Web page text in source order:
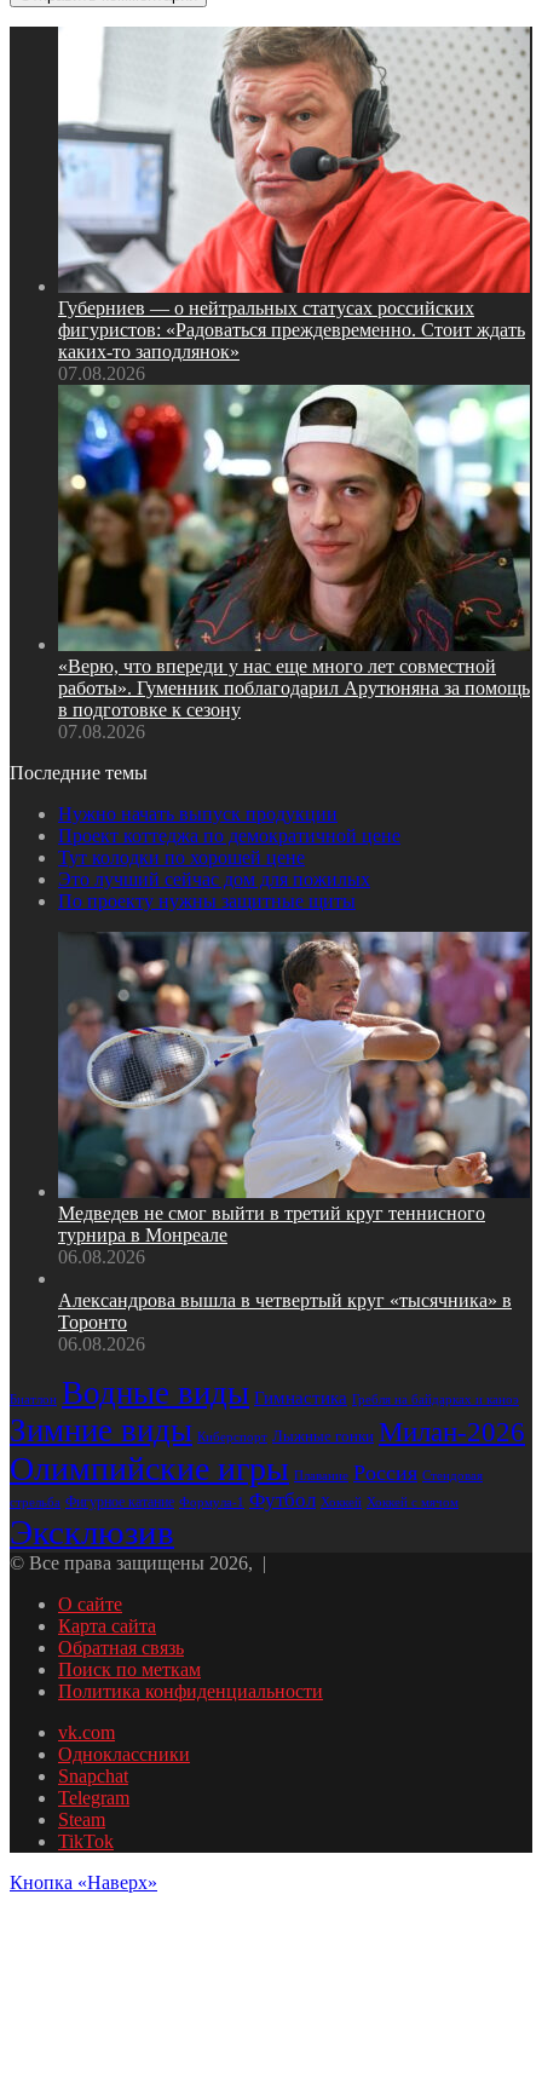
Губерниев — о нейтральных статусах российских
фигуристов: «Радоваться преждевременно. Стоит ждать
каких‑то заподлянок»
07.08.2026
«Верю, что впереди у нас еще много лет совместной
работы». Гуменник поблагодарил Арутюняна за помощь
в подготовке к сезону
07.08.2026
Последние темы
Нужно начать выпуск продукции
Проект коттеджа по демократичной цене
Тут колодки по хорошей цене
Это лучший сейчас дом для пожилых
По проекту нужны защитные щиты
Медведев не смог выйти в третий круг теннисного
турнира в Монреале
06.08.2026
Александрова вышла в четвертый круг «тысячника» в
Торонто
06.08.2026
Биатлон Водные виды Гимнастика Гребля на байдарках и каноэ
Зимние виды Киберспорт Лыжные гонки Милан-2026
Олимпийские игры Плавание Россия Стендовая
стрельба Фигурное катание Формула-1 Футбол Хоккей Хоккей с мячом
Эксклюзив
© Все права защищены 2026, |
О сайте
Карта сайта
Обратная связь
Поиск по меткам
Политика конфиденциальности
vk.com
Одноклассники
Snapchat
Telegram
Steam
TikTok
Кнопка «Наверх»